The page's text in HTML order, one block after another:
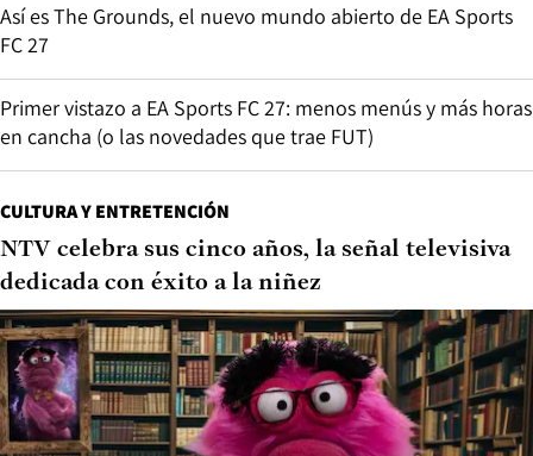
Así es The Grounds, el nuevo mundo abierto de EA Sports
FC 27
Primer vistazo a EA Sports FC 27: menos menús y más horas
en cancha (o las novedades que trae FUT)
CULTURA Y ENTRETENCIÓN
NTV celebra sus cinco años, la señal televisiva
dedicada con éxito a la niñez